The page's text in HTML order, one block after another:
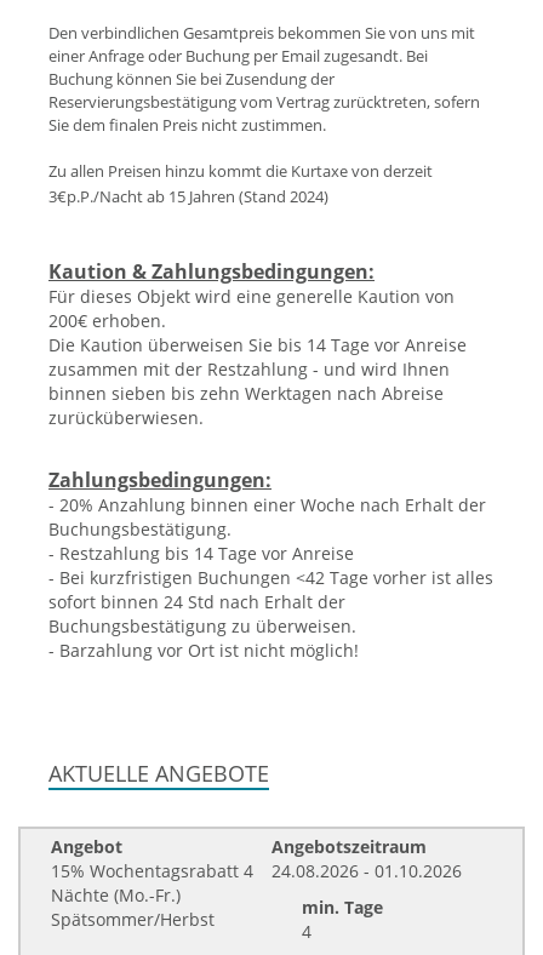
Den verbindlichen Gesamtpreis bekommen Sie von uns mit
einer Anfrage oder Buchung per Email zugesandt. Bei
Buchung können Sie bei Zusendung der
Reservierungsbestätigung vom Vertrag zurücktreten, sofern
Sie dem finalen Preis nicht zustimmen.
Zu allen Preisen hinzu kommt die Kurtaxe von derzeit
3€p.P./Nacht ab 15 Jahren (Stand 2024)
Kaution & Zahlungsbedingungen:
Für dieses Objekt wird eine generelle Kaution von
200€ erhoben.
Die Kaution überweisen Sie bis 14 Tage vor Anreise
zusammen mit der Restzahlung - und wird Ihnen
binnen sieben bis zehn Werktagen nach Abreise
zurücküberwiesen.
Zahlungsbedingungen:
- 20% Anzahlung binnen einer Woche nach Erhalt der
Buchungsbestätigung.
- Restzahlung bis 14 Tage vor Anreise
- Bei kurzfristigen Buchungen <42 Tage vorher ist alles
sofort binnen 24 Std nach Erhalt der
Buchungsbestätigung zu überweisen.
- Barzahlung vor Ort ist nicht möglich!
AKTUELLE ANGEBOTE
Angebot
15% Wochentagsrabatt 4
Nächte (Mo.-Fr.)
Spätsommer/Herbst
Angebotszeitraum
24.08.2026 - 01.10.2026
min. Tage
4